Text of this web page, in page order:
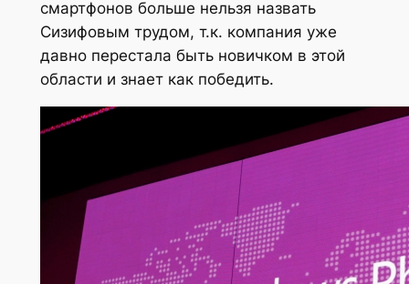
смартфонов больше нельзя назвать
Сизифовым трудом, т.к. компания уже
давно перестала быть новичком в этой
области и знает как победить.